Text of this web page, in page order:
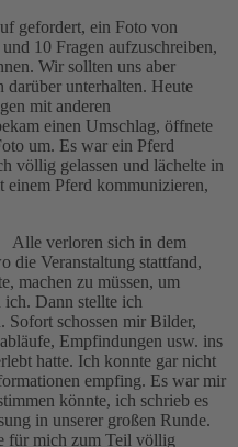
gefordert, ein Foto von
10 Fragen aufzuschreiben,
Wir sollten uns aber
darüber unterhalten. Heute
mit anderen
einen Umschlag, öffnete
um. Es war ein Pferd
völlig gelassen und lächelte in
einem Pferd kommunizieren,
Alle verloren sich in dem
die Veranstaltung stattfand,
machen zu müssen, um
ich. Dann stellte ich
Sofort schossen mir Bilder,
Empfindungen usw. ins
hatte. Ich konnte gar nicht
empfing. Es war mir
könnte, ich schrieb es
in unserer großen Runde.
für mich zum Teil völlig